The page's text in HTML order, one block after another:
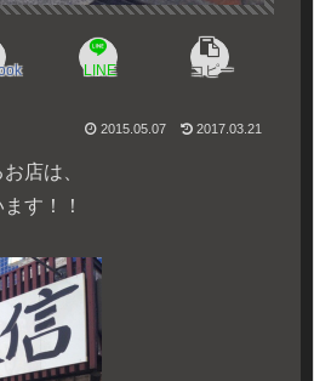
LINE コピー
2015.05.07 2017.03.21
店は、
す！！